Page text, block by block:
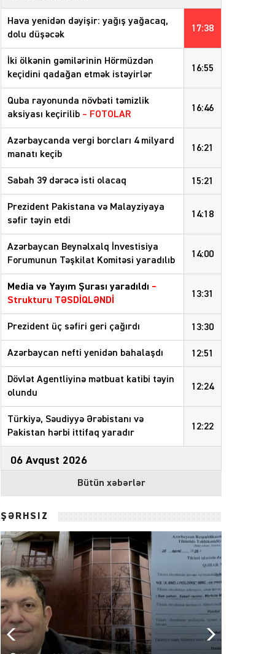
17:38
Hava yenidən dəyişir: yağış yağacaq,
dolu düşəcək
16:55
İki ölkənin gəmilərinin Hörmüzdən
keçidini qadağan etmək istəyirlər
16:46
Quba rayonunda növbəti təmizlik
aksiyası keçirilib – FOTOLAR
16:21
Azərbaycanda vergi borcları 4 milyard
manatı keçib
15:21
Sabah 39 dərəcə isti olacaq
14:18
Prezident Pakistana və Malayziyaya
səfir təyin etdi
14:00
Azərbaycan Beynəlxalq İnvestisiya
Forumunun Təşkilat Komitəsi yaradılıb
13:31
Media və Yayım Şurası yaradıldı –
Strukturu TƏSDİQLƏNDİ
13:30
Prezident üç səfiri geri çağırdı
12:51
Azərbaycan nefti yenidən bahalaşdı
12:24
Dövlət Agentliyinə mətbuat katibi təyin
olundu
12:22
Türkiyə, Səudiyyə Ərəbistanı və
Pakistan hərbi ittifaq yaradır
06 Avqust 2026
Rusiya-Ukrayna müharibəsi
17:09
müqavilə bağladı
16:50
Elnur Rzayev Müşkür kəndində səyyar
qəbul keçirib
– FOTOLAR
16:35
İlqar Mahmudov Barlı qəsəbəsində
səyyar vətəndaş qəbulu keçirib
FOTOLAR
Bütün xəbərlər
ŞƏRHSİZ